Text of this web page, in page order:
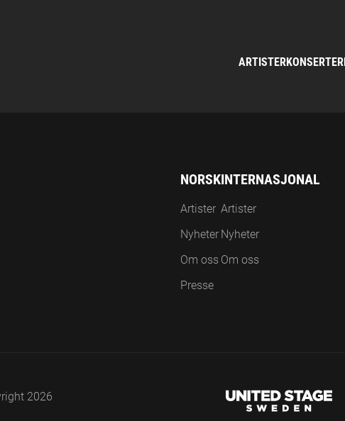
ARTISTERKONSERTER
NORSK
Artister
Nyheter
Om oss
Presse
INTERNASJONAL
Artister
Nyheter
Om oss
2026